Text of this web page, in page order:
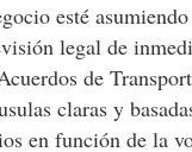
esté
legal de
de
claras y
en función de la